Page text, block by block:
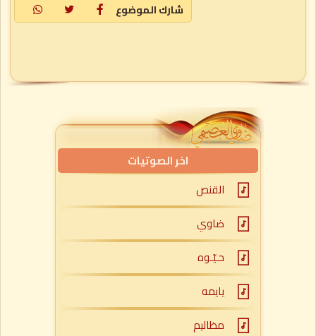
شارك الموضوع
اخر الصوتيات
القنص
ضاوي
حـيّـوه
يايمه
مظاليم